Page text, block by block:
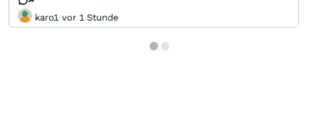
karo1 vor 1 Stunde